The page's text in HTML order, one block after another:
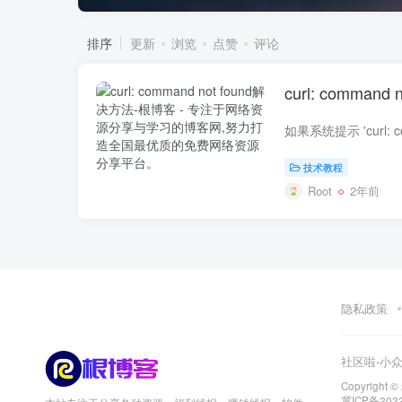
排序 更新 浏览 点赞 评论
curl: command
技术教程
Root 2年前
隐私政策
社区啦-小
Copyright ©